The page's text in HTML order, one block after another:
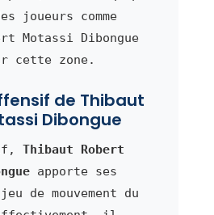
joueurs comme
Motassi Dibongue
cette zone.
de Thibaut
Dibongue
Thibaut Robert
apporte ses
de mouvement du